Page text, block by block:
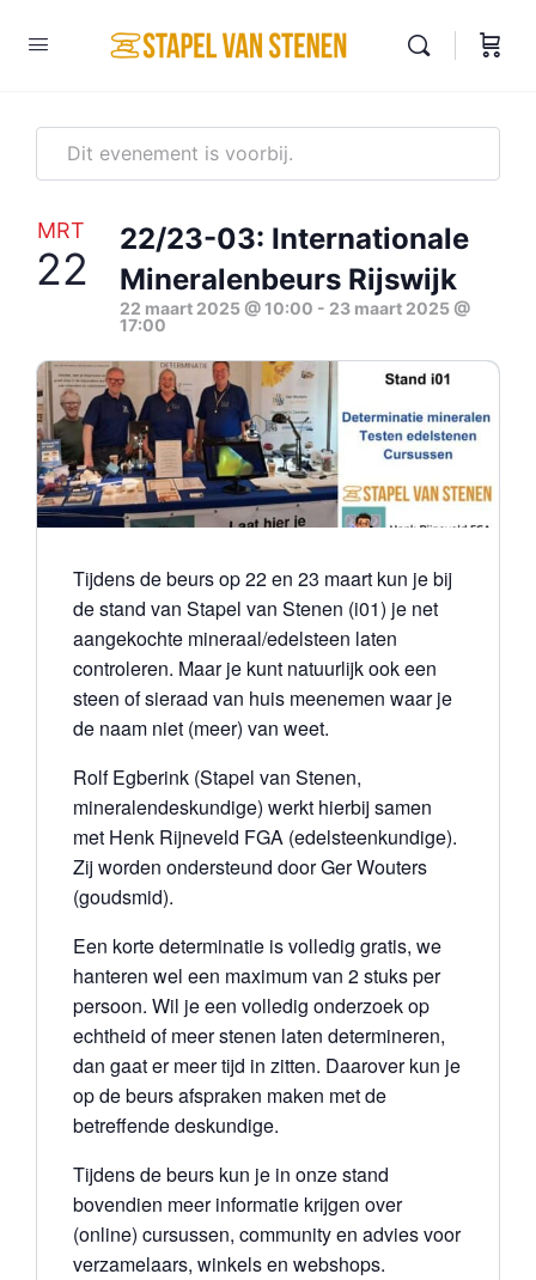
Dit evenement is voorbij.
MRT
22
22/23-03: Internationale
Mineralenbeurs Rijswijk
22 maart 2025 @ 10:00 - 23 maart 2025 @
17:00
Tijdens de beurs op 22 en 23 maart kun je bij
de stand van Stapel van Stenen (i01) je net
aangekochte mineraal/edelsteen laten
controleren. Maar je kunt natuurlijk ook een
steen of sieraad van huis meenemen waar je
de naam niet (meer) van weet.
Rolf Egberink (Stapel van Stenen,
mineralendeskundige) werkt hierbij samen
met Henk Rijneveld FGA (edelsteenkundige).
Zij worden ondersteund door Ger Wouters
(goudsmid).
Een korte determinatie is volledig gratis, we
hanteren wel een maximum van 2 stuks per
persoon. Wil je een volledig onderzoek op
echtheid of meer stenen laten determineren,
dan gaat er meer tijd in zitten. Daarover kun je
op de beurs afspraken maken met de
betreffende deskundige.
Tijdens de beurs kun je in onze stand
bovendien meer informatie krijgen over
(online) cursussen, community en advies voor
verzamelaars, winkels en webshops.